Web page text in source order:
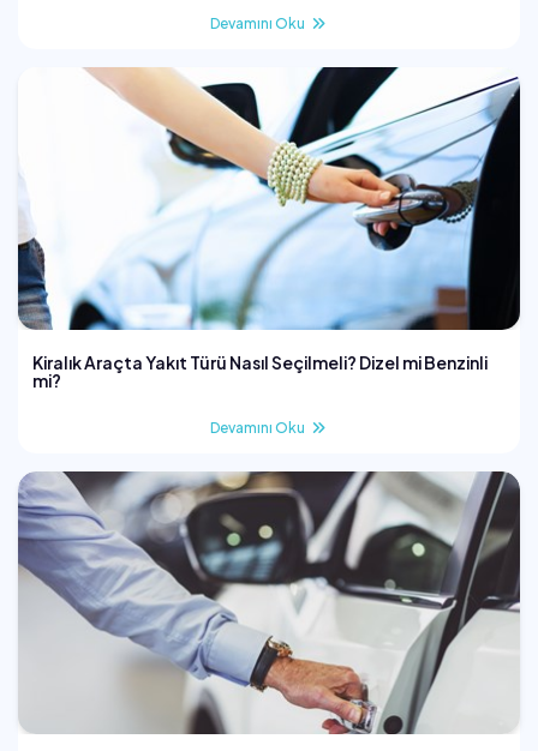
Devamını Oku
Kiralık Araçta Yakıt Türü Nasıl Seçilmeli? Dizel mi Benzinli
mi?
Devamını Oku